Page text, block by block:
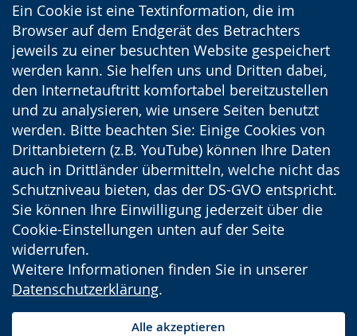
Ein Cookie ist eine Textinformation, die im
Browser auf dem Endgerät des Betrachters
jeweils zu einer besuchten Website gespeichert
werden kann. Sie helfen uns und Dritten dabei,
den Internetauftritt komfortabel bereitzustellen
und zu analysieren, wie unsere Seiten benutzt
werden. Bitte beachten Sie: Einige Cookies von
Drittanbietern (z.B. YouTube) können Ihre Daten
auch in Drittländer übermitteln, welche nicht das
Schutzniveau bieten, das der DS-GVO entspricht.
Sie können Ihre Einwilligung jederzeit über die
Cookie-Einstellungen unten auf der Seite
widerrufen.
Weitere Informationen finden Sie in unserer
Datenschutzerklärung.
Alle akzeptieren